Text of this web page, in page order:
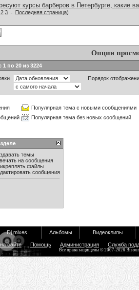
курсы барберов в Петербурге, какие
2 3 Последняя страница)
Опции
по 20 из 3224
Порядок
Популярная тема с новыми сообщениями
Популярная тема без новых сообщений
темы
на сообщения
файлы
сообщения
Dj mixes Альбомы Видеоклипы
сайте Помощь Администрация Служба
Все права защищены © 2007-2026